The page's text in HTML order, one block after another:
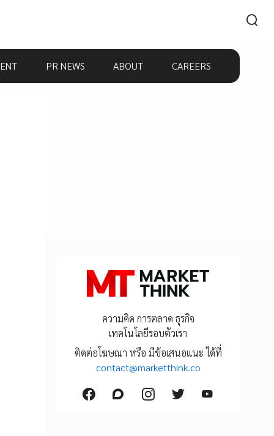
PR NEWS ABOUT CAREERS
ความคิด การตลาด ธุรกิจ
เทคโนโลยีรอบตัวเรา
ติดต่อโฆษณา หรือ มีข้อเสนอแนะ ได้ที่
contact@marketthink.co